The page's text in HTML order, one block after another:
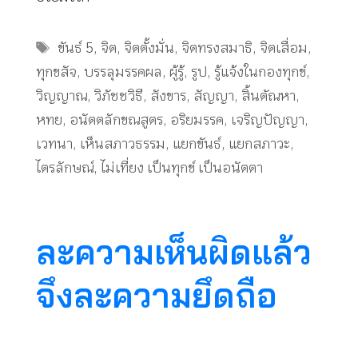
Tags
ขันธ์ 5, จิต, จิตตั้งมั่น, จิตทรงสมาธิ, จิตเสื่อม,
ทุกขสัจ, บรรลุมรรคผล, ผู้รู้, รูป, รู้แจ้งในกองทุกข์,
วิญญาณ, วิภัชชวิธี, สังขาร, สัญญา, สิ้นตัณหา,
หทย, อนัตตลักขณสูตร, อริยมรรค, เจริญปัญญา,
เวทนา, เห็นสภาวธรรม, แยกขันธ์, แยกสภาวะ,
ไตรลักษณ์, ไม่เที่ยง เป็นทุกข์ เป็นอนัตตา
ละความเห็นผิดแล้ว
จึงละความยึดถือ